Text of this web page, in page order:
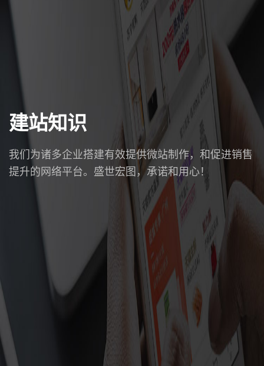
建站知识
我们为诸多企业搭建有效提供微站制作，和促进销售
提升的网络平台。盛世宏图，承诺和用心！